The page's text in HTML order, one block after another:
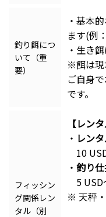
釣り餌につ
いて（重
要）
・基本
ます(例
・生き
※餌は現
ご自身
です。
フィッシン
グ関係レン
タル（別
【レン
・ レン
10
・ 釣り
5 USD
※ 天秤